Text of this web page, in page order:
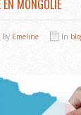
MONGOLIE
By Emeline In